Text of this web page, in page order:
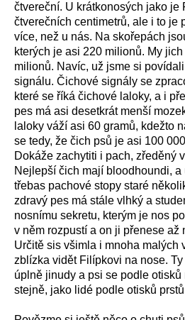
čtvereční. U krátkonosých jako je
čtverečních centimetrů, ale i to je
více, než u nás. Na skořepách
kterých je asi 220 milionů. My
milionů. Navíc, už jsme si
signálu. Čichové signály se
které se říká čichové laloky, a i
pes má asi desetkrát menší
laloky váží asi 60 gramů, kdežto
se tedy, že čich psů je asi 100
Dokáže zachytiti i pach, zředěný
Nejlepší čich mají bloodhoundi,
třebas pachové stopy staré
zdravý pes má stále vlhký a
nosnímu sekretu, kterým je nos
v něm rozpustí a on ji přenese až
Určitě sis všimla i mnoha malých
zblízka vidět Filípkovi na nose.
úplně jinudy a psi se podle
stejně, jako lidé podle otisků